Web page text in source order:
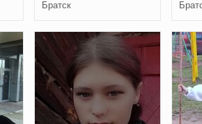
Братск